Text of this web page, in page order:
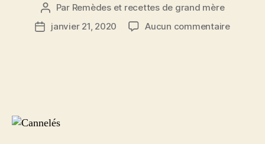
Auteur
de
l’article
Par Remèdes et recettes de grand mère
Datejanvier 21, 2020 Aucun commentairesur